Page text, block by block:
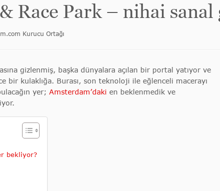
Race Park – nihai
Kurucu Ortağı
gizlenmiş, başka dünyalara açılan bir portal yatıyor ve
bir kulaklığa. Burası, son teknoloji ile eğlenceli macerayı
yer; Amsterdam’daki en beklenmedik ve
bekliyor?